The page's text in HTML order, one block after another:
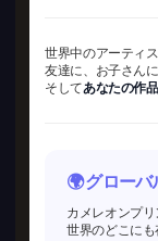
世界中のアーティ
友達に、お子さん
そしてあなたの作品
🌍 グロー
カメレオンプ
世界のどこに